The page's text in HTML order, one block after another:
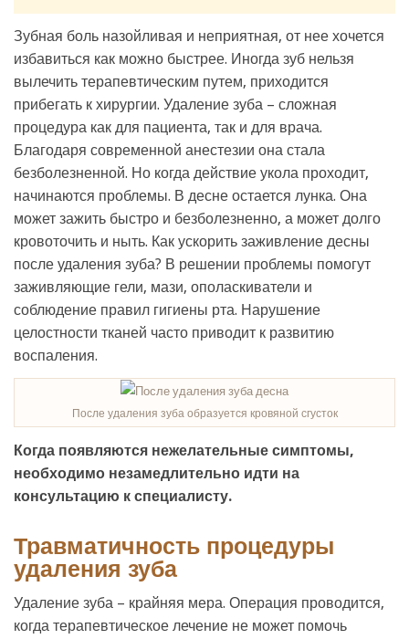
Зубная боль назойливая и неприятная, от нее хочется
избавиться как можно быстрее. Иногда зуб нельзя
вылечить терапевтическим путем, приходится
прибегать к хирургии. Удаление зуба – сложная
процедура как для пациента, так и для врача.
Благодаря современной анестезии она стала
безболезненной. Но когда действие укола проходит,
начинаются проблемы. В десне остается лунка. Она
может зажить быстро и безболезненно, а может долго
кровоточить и ныть. Как ускорить заживление десны
после удаления зуба? В решении проблемы помогут
заживляющие гели, мази, ополаскиватели и
соблюдение правил гигиены рта. Нарушение
целостности тканей часто приводит к развитию
воспаления.
После удаления зуба образуется кровяной сгусток
Когда появляются нежелательные симптомы,
необходимо незамедлительно идти на
консультацию к специалисту.
Травматичность процедуры
удаления зуба
Удаление зуба – крайняя мера. Операция проводится,
когда терапевтическое лечение не может помочь